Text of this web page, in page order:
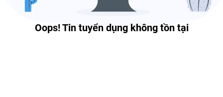
Oops! Tin tuyển dụng không tồn tại